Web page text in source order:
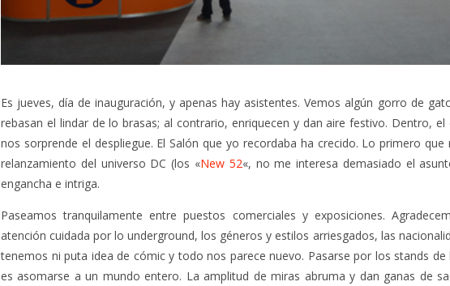
Es jueves, día de inauguración, y apenas hay asistentes. Vemos algún gorro de
rebasan el lindar de lo brasas; al contrario, enriquecen y dan aire festivo. Dentro,
nos sorprende el despliegue. El Salón que yo recordaba ha crecido. Lo primero
relanzamiento del universo DC (los «New 52«, no me interesa demasiado el
engancha e intriga.
Paseamos tranquilamente entre puestos comerciales y exposiciones.
atención cuidada por lo underground, los géneros y estilos arriesgados, las
tenemos ni puta idea de cómic y todo nos parece nuevo. Pasarse por los stands
es asomarse a un mundo entero. La amplitud de miras abruma y dan ganas de